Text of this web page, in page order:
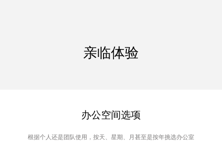
亲临体验
办公空间选项
根据个人还是团队使用，按天、星期、月甚至是按年挑选办公室